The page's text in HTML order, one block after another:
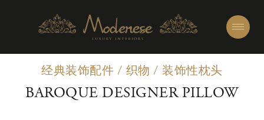
经典装饰配件 / 织物 /装饰性枕头
BAROQUE DESIGNER PILLOW